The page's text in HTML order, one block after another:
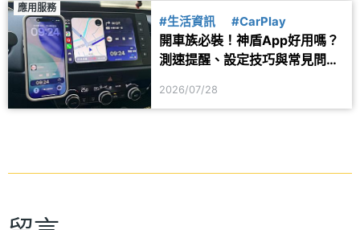
應用服務
#生活資訊 #CarPlay
開車族必裝！神盾App好用嗎？
測速提醒、設定技巧與常見問題
2026/07/28